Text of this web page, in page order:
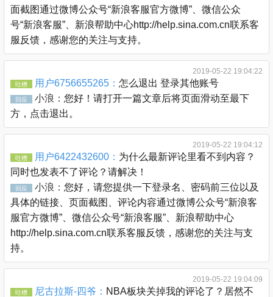
面截图通过微博公众号“新浪客服官方微博”、微信公众
号“新浪客服”、新浪帮助中心http://help.sina.com.cn联系客
服反馈，感谢您的关注与支持。
2019-05-22 19:04:22
吐槽 用户6756655265： 怎么退出 登录其他账号
回应 小浪： 您好！请打开一篇文章后将页面滑动至最下
方，点击退出。
2019-05-22 19:04:12
吐槽 用户6422432600： 为什么最新评论里看不到内容？
同时也发表不了评论？请解决！
回应 小浪： 您好，请您提供一下登录名、密码前三位以及
具体的链接、页面截图、评论内容通过微博公众号“新浪客
服官方微博”、微信公众号“新浪客服”、新浪帮助中心
http://help.sina.com.cn联系客服反馈，感谢您的关注与支
持。
2019-05-22 19:04:09
吐槽 尼古拉斯-四爷： NBA板块关掉我的评论了？居然不